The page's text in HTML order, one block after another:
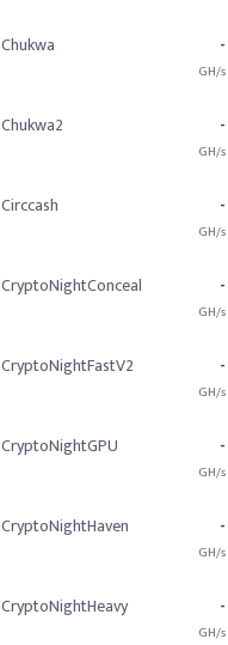
Chukwa -
GH/s
Chukwa2 -
GH/s
Circcash -
GH/s
CryptoNightConceal -
GH/s
CryptoNightFastV2 -
GH/s
CryptoNightGPU -
GH/s
CryptoNightHaven -
GH/s
CryptoNightHeavy -
GH/s